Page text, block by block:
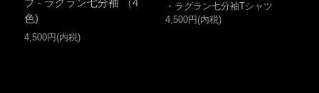
プ - ラグラン七分袖 （4
色)
4,500円(内税)
・ラグラン七分袖Tシャツ
4,500円(内税)